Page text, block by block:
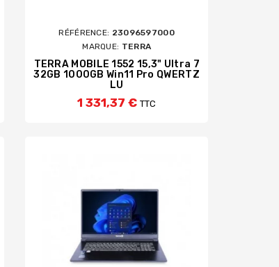
RÉFÉRENCE: 23096597000
MARQUE: TERRA
TERRA MOBILE 1552 15,3" Ultra 7
32GB 1000GB Win11 Pro QWERTZ
LU
1 331,37 €TTC